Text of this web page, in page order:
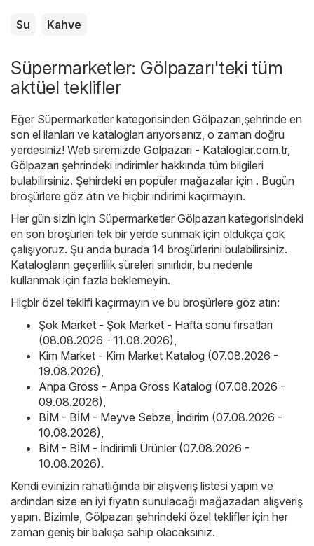
Su Kahve
Süpermarketler: Gölpazarı'teki tüm
aktüel teklifler
Eğer Süpermarketler kategorisinden Gölpazarı,şehrinde en
son el ilanları ve katalogları arıyorsanız, o zaman doğru
yerdesiniz! Web siremizde Gölpazarı - Kataloglar.com.tr,
Gölpazarı şehrindeki indirimler hakkında tüm bilgileri
bulabilirsiniz. Şehirdeki en popüler mağazalar için . Bugün
broşürlere göz atın ve hiçbir indirimi kaçırmayın.
Her gün sizin için Süpermarketler Gölpazarı kategorisindeki
en son broşürleri tek bir yerde sunmak için oldukça çok
çalışıyoruz. Şu anda burada 14 broşürlerini bulabilirsiniz.
Katalogların geçerlilik süreleri sınırlıdır, bu nedenle
kullanmak için fazla beklemeyin.
Hiçbir özel teklifi kaçırmayın ve bu broşürlere göz atın:
Şok Market - Şok Market - Hafta sonu fırsatları
(08.08.2026 - 11.08.2026),
Kim Market - Kim Market Katalog (07.08.2026 -
19.08.2026),
Anpa Gross - Anpa Gross Katalog (07.08.2026 -
09.08.2026),
BİM - BİM - Meyve Sebze, İndirim (07.08.2026 -
10.08.2026),
BİM - BİM - İndirimli Ürünler (07.08.2026 -
10.08.2026).
Kendi evinizin rahatlığında bir alışveriş listesi yapın ve
ardından size en iyi fiyatın sunulacağı mağazadan alışveriş
yapın. Bizimle, Gölpazarı şehrindeki özel teklifler için her
zaman geniş bir bakışa sahip olacaksınız.